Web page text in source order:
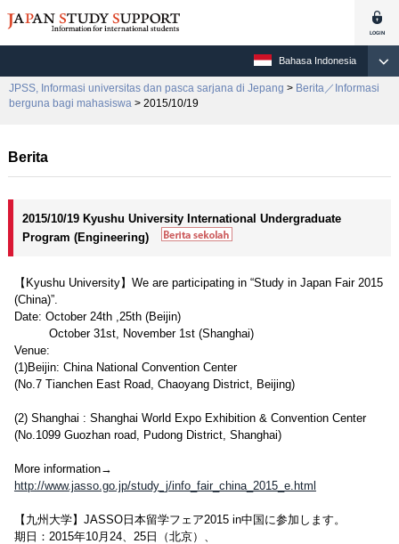
Bahasa Indonesia
JPSS, Informasi universitas dan pasca sarjana di Jepang > Berita／Informasi
berguna bagi mahasiswa > 2015/10/19
Berita
2015/10/19 Kyushu University International Undergraduate
Program (Engineering)
【Kyushu University】We are participating in “Study in Japan Fair 2015
(China)”.
Date: October 24th ,25th (Beijin)
October 31st, November 1st (Shanghai)
Venue:
(1)Beijin: China National Convention Center
(No.7 Tianchen East Road, Chaoyang District, Beijing)
(2) Shanghai : Shanghai World Expo Exhibition & Convention Center
(No.1099 Guozhan road, Pudong District, Shanghai)
More information→
http://www.jasso.go.jp/study_j/info_fair_china_2015_e.html
【九州大学】JASSO日本留学フェア2015 in中国に参加します。
期日：2015年10月24、25日（北京）、